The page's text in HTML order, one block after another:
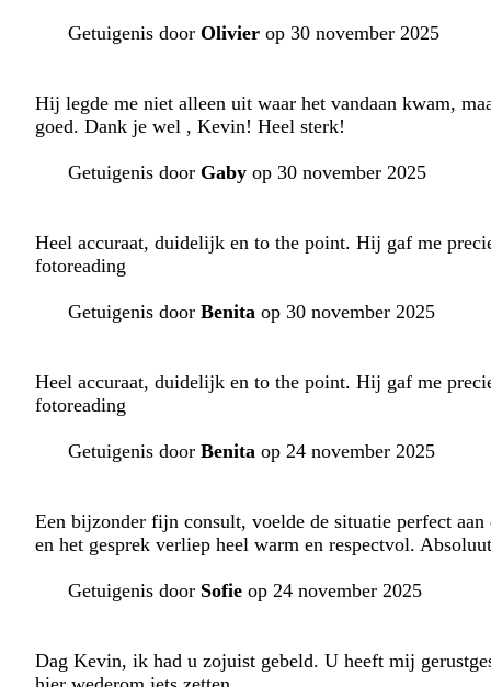
Getuigenis door Olivier op 30 november 2025
Hij legde me niet alleen uit waar het vandaan kwam,
goed. Dank je wel , Kevin! Heel sterk!
Getuigenis door Gaby op 30 november 2025
Heel accuraat, duidelijk en to the point. Hij gaf me
fotoreading
Getuigenis door Benita op 30 november 2025
Heel accuraat, duidelijk en to the point. Hij gaf me
fotoreading
Getuigenis door Benita op 24 november 2025
Een bijzonder fijn consult, voelde de situatie perfect
en het gesprek verliep heel warm en respectvol.
Getuigenis door Sofie op 24 november 2025
Dag Kevin, ik had u zojuist gebeld. U heeft mij